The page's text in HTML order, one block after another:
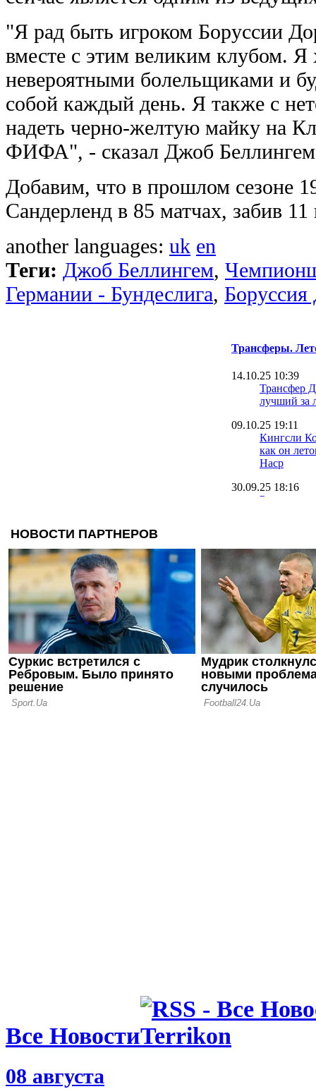
"Я рад быть игроком Боруссии
вместе с этим великим клубом. Я
невероятными болельщиками и
собой каждый день. Я также с
надеть черно-желтую майку на
ФИФА", - сказал Джоб
Добавим, что в прошлом сезоне
Сандерленд в 85 матчах, забив 11
another languages: uk en
Теги: Джоб Беллингем,
Германии - Бундеслига,
Трансферы.
14.10.25 10:39
Трансфер
лучший за
09.10.25 19:11
Кингсли
как он
Наср
30.09.25 18:16
Оболонь
вратаря на
20.09.25 10:40
Источник:
игрока у
Все Новости
08 августа